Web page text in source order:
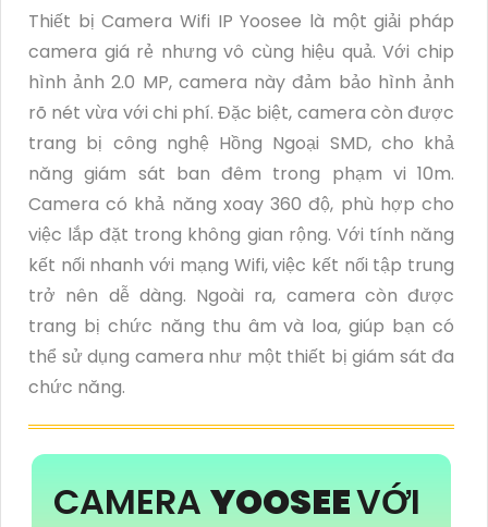
Thiết bị Camera Wifi IP Yoosee là một giải pháp
camera giá rẻ nhưng vô cùng hiệu quả. Với chip
hình ảnh 2.0 MP, camera này đảm bảo hình ảnh
rõ nét vừa với chi phí. Đặc biệt, camera còn được
trang bị công nghệ Hồng Ngoại SMD, cho khả
năng giám sát ban đêm trong phạm vi 10m.
Camera có khả năng xoay 360 độ, phù hợp cho
việc lắp đặt trong không gian rộng. Với tính năng
kết nối nhanh với mạng Wifi, việc kết nối tập trung
trở nên dễ dàng. Ngoài ra, camera còn được
trang bị chức năng thu âm và loa, giúp bạn có
thể sử dụng camera như một thiết bị giám sát đa
chức năng.
CAMERA YOOSEEVỚI